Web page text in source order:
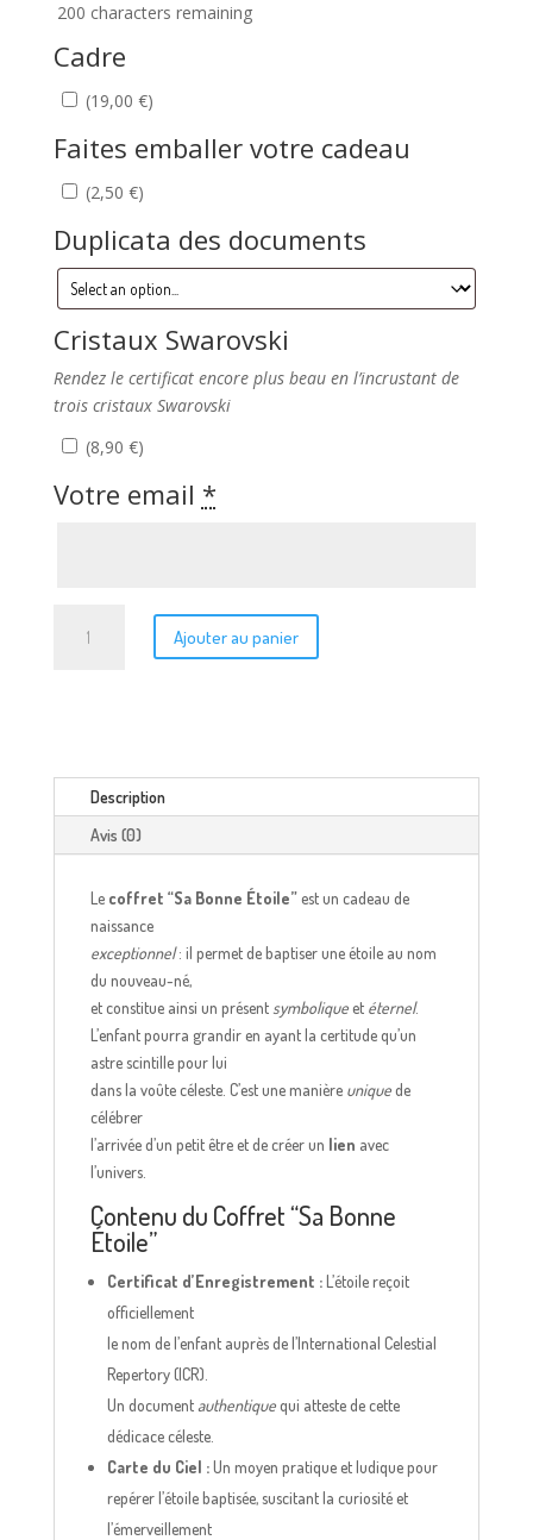
200 characters remaining
Cadre
(19,00 €)
Faites emballer votre cadeau
(2,50 €)
Duplicata des documents
Cristaux Swarovski
Rendez le certificat encore plus beau en l’incrustant de
trois cristaux Swarovski
(8,90 €)
Votre email *
Ajouter au panier
Description
Avis (0)
Le coffret “Sa Bonne Étoile”est un cadeau de
naissance
exceptionnel: il permet de baptiser une étoile au nom
du nouveau-né,
et constitue ainsi un présent symboliqueet éternel.
L’enfant pourra grandir en ayant la certitude qu’un
astre scintille pour lui
dans la voûte céleste. C’est une manière uniquede
célébrer
l’arrivée d’un petit être et de créer un lien avec
l’univers.
Contenu du Coffret “Sa Bonne
Étoile”
Certificat d’Enregistrement :L’étoile reçoit
officiellement
le nom de l’enfant auprès de l’International Celestial
Repertory (ICR).
Un documentauthentiquequi atteste de cette
dédicace céleste.
Carte du Ciel :Un moyen pratique et ludique pour
repérer l’étoile baptisée, suscitant la curiosité et
l’émerveillement